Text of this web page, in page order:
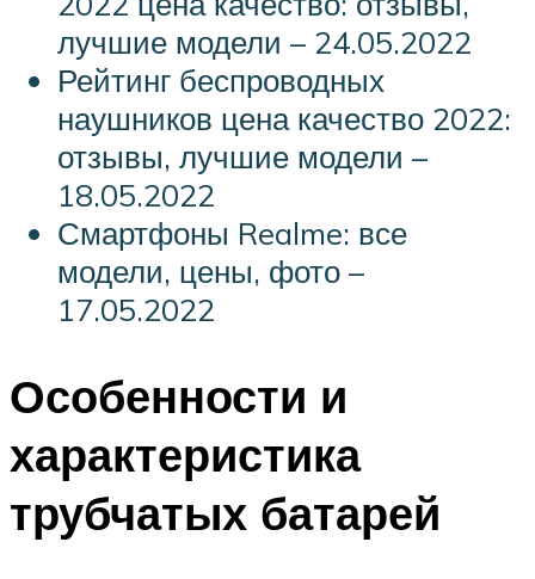
лучшие модели – 24.05.2022
Рейтинг беспроводных
наушников цена качество 2022:
отзывы, лучшие модели –
18.05.2022
Смартфоны Realme: все
модели, цены, фото –
17.05.2022
Особенности и
характеристика
трубчатых батарей